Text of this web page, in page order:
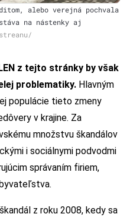
alebo verejná pochvala
na nástenky aj
z tejto stránky by však
problematiky. Hlavným
populácie tieto zmeny
v krajine. Za
množstvu škandálov
i sociálnymi podvodmi
správaním firiem,
z roku 2008, kedy sa